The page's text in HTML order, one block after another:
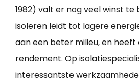
1982) valt er nog veel winst te
isoleren leidt tot lagere
aan een beter milieu, en
rendement. Op
interessantste